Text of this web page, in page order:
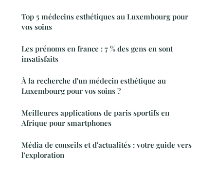
Top 5 médecins esthétiques au Luxembourg pour
vos soins
Les prénoms en france : 7 % des gens en sont
insatisfaits
À la recherche d'un médecin esthétique au
Luxembourg pour vos soins ?
Meilleures applications de paris sportifs en
Afrique pour smartphones
Média de conseils et d'actualités : votre guide vers
l'exploration